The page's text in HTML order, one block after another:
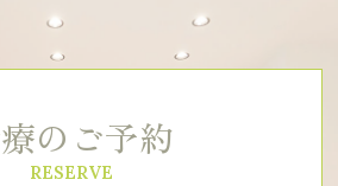
のご予約
RESERVE